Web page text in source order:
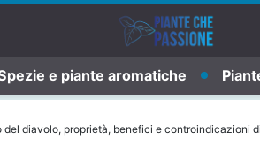
e piante aromatiche
del diavolo, proprietà, benefici e controindicazioni